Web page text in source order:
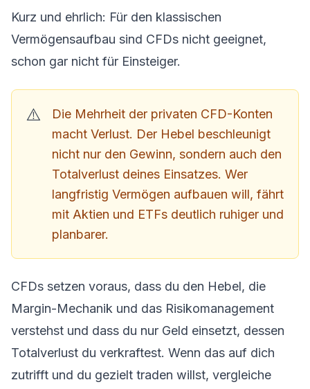
Kurz und ehrlich: Für den klassischen
Vermögensaufbau sind CFDs nicht geeignet,
schon gar nicht für Einsteiger.
Die Mehrheit der privaten CFD-Konten
macht Verlust. Der Hebel beschleunigt
nicht nur den Gewinn, sondern auch den
Totalverlust deines Einsatzes. Wer
langfristig Vermögen aufbauen will, fährt
mit Aktien und ETFs deutlich ruhiger und
planbarer.
CFDs setzen voraus, dass du den Hebel, die
Margin-Mechanik und das Risikomanagement
verstehst und dass du nur Geld einsetzt, dessen
Totalverlust du verkraftest. Wenn das auf dich
zutrifft und du gezielt traden willst, vergleiche